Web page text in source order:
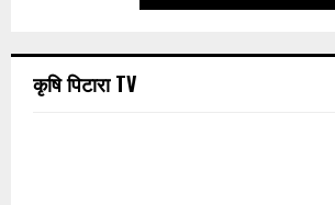
कृषि पिटारा TV